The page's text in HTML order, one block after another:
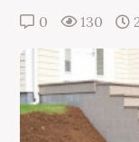
0 130